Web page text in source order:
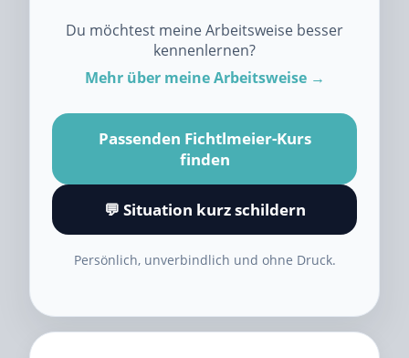
Du möchtest meine Arbeitsweise besser
kennenlernen?
Mehr über meine Arbeitsweise →
Passenden Fichtlmeier-Kurs
finden
💬 Situation kurz schildern
Persönlich, unverbindlich und ohne Druck.